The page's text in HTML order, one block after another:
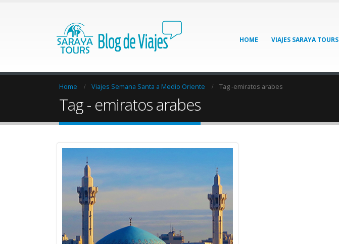
HOME VIAJES SARAYA TOURS
Home Viajes Semana Santa a Medio Oriente Tag -emiratos arabes
Tag - emiratos arabes